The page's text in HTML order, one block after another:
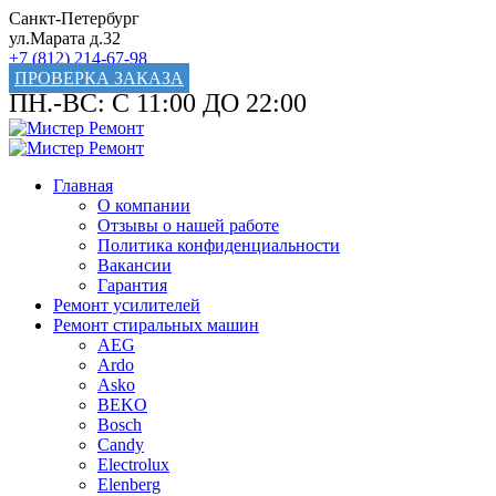
Санкт-Петербург
ул.Марата д.32
+7 (812) 214-67-98
ПРОВЕРКА ЗАКАЗА
ПН.-ВС: С 11:00 ДО 22:00
Главная
О компании
Отзывы о нашей работе
Политика конфиденциальности
Вакансии
Гарантия
Ремонт усилителей
Ремонт стиральных машин
AEG
Ardo
Asko
BEKO
Bosch
Candy
Electrolux
Elenberg